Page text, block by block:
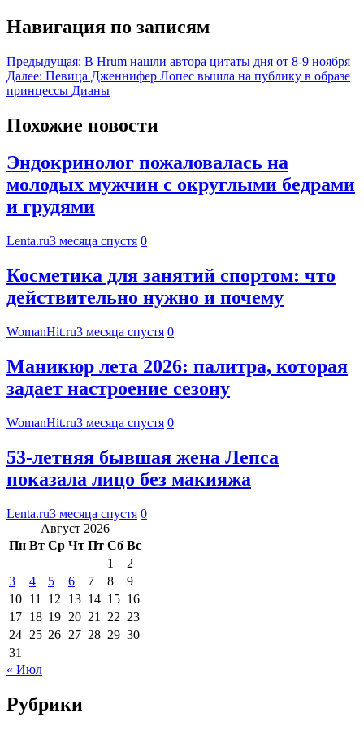
Навигация по записям
Предыдущая: В Hrum нашли автора цитаты дня от 8-9 ноября
Далее: Певица Дженнифер Лопес вышла на публику в образе
принцессы Дианы
Похожие новости
Эндокринолог пожаловалась на
молодых мужчин с округлыми бедрами
и грудями
Lenta.ru3 месяца спустя 0
Косметика для занятий спортом: что
действительно нужно и почему
WomanHit.ru3 месяца спустя 0
Маникюр лета 2026: палитра, которая
задает настроение сезону
WomanHit.ru3 месяца спустя 0
53-летняя бывшая жена Лепса
показала лицо без макияжа
Lenta.ru3 месяца спустя 0
Август 2026
Пн Вт Ср Чт Пт Сб Вс
1
2
3
4 5 6 7 8
9
10 11 12 13 14 15 16
17 18 19 20 21 22 23
24 25 26 27 28 29 30
31
« Июл
Рубрики